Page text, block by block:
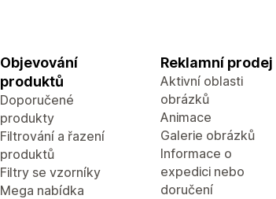
Objevování
produktů
Doporučené
produkty
Filtrování a řazení
produktů
Filtry se vzorníky
Mega nabídka
Reklamní prodej
Aktivní oblasti
obrázků
Animace
Galerie obrázků
Informace o
expedici nebo
doručení